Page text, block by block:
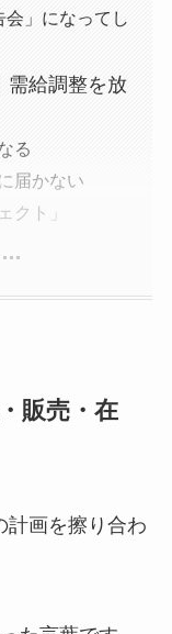
」になってし
需給調整を放
る
届かない
クト」
販売・在
計画を擦り合わ